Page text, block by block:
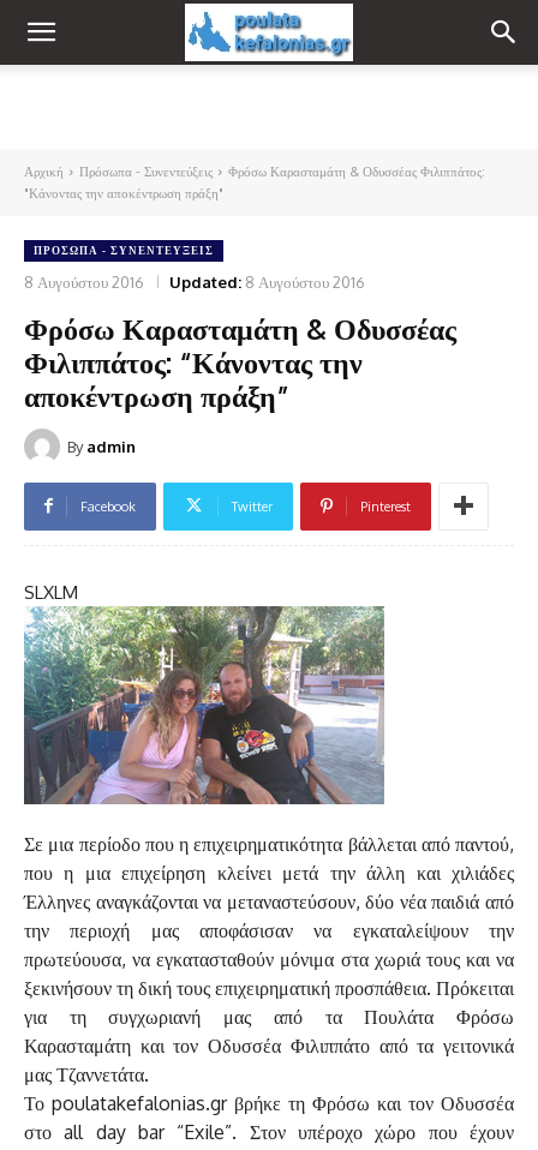
Αρχική Πρόσωπα - Συνεντεύξεις
Φρόσω Καρασταμάτη & Οδυσσέας Φιλιππάτος:
"Κάνοντας την αποκέντρωση πράξη"
ΠΡΌΣΩΠΑ - ΣΥΝΕΝΤΕΎΞΕΙΣ
8 Αυγούστου 2016 Updated: 8 Αυγούστου 2016
Φρόσω Καρασταμάτη & Οδυσσέας
Φιλιππάτος: “Κάνοντας την
αποκέντρωση πράξη”
By admin
Facebook Twitter Pinterest
SL XL M
Σε μια περίοδο που η επιχειρηματικότητα βάλλεται από παντού,
που η μια επιχείρηση κλείνει μετά την άλλη και χιλιάδες
Έλληνες αναγκάζονται να μεταναστεύσουν, δύο νέα παιδιά από
την περιοχή μας αποφάσισαν να εγκαταλείψουν την
πρωτεύουσα, να εγκατασταθούν μόνιμα στα χωριά τους και να
ξεκινήσουν τη δική τους επιχειρηματική προσπάθεια. Πρόκειται
για τη συγχωριανή μας από τα Πουλάτα Φρόσω
Καρασταμάτη και τον Οδυσσέα Φιλιππάτο από τα γειτονικά
μας Τζαννετάτα.
Το poulatakefalonias.gr βρήκε τη Φρόσω και τον Οδυσσέα
στο all day bar “Exile”. Στον υπέροχο χώρο που έχουν